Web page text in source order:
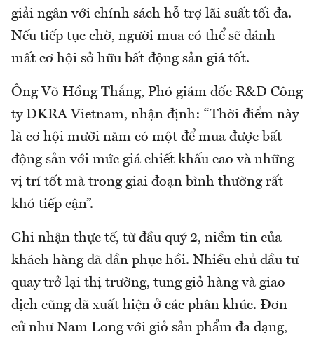
giải ngân với chính sách hỗ trợ lãi suất tối đa.
Nếu tiếp tục chờ, người mua có thể sẽ đánh
mất cơ hội sở hữu bất động sản giá tốt.
Ông Võ Hồng Thắng, Phó giám đốc R&D Công
ty DKRA Vietnam, nhận định: “Thời điểm này
là cơ hội mười năm có một để mua được bất
động sản với mức giá chiết khấu cao và những
vị trí tốt mà trong giai đoạn bình thường rất
khó tiếp cận”.
Ghi nhận thực tế, từ đầu quý 2, niềm tin của
khách hàng đã dần phục hồi. Nhiều chủ đầu tư
quay trở lại thị trường, tung giỏ hàng và giao
dịch cũng đã xuất hiện ở các phân khúc. Đơn
cử như Nam Long với giỏ sản phẩm đa dạng,